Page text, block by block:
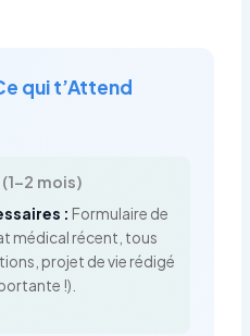
qui t’Attend
(1-2 mois)
: Formulaire de
médical récent, tous
projet de vie rédigé
!).